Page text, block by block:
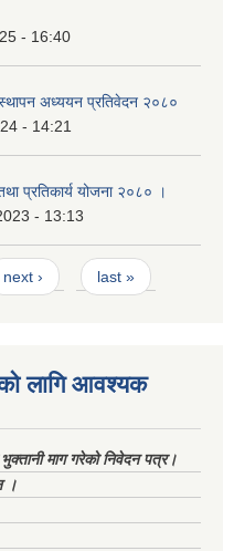
- 16:40
अध्ययन प्रतिवेदन २०८०
- 14:21
प्रतिकार्य योजना २०८० ।
- 13:13
next › last »
लागि आवश्यक
माग गरेको निवेदन पत्र।
।